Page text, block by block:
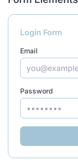
Login Form
Email
Password